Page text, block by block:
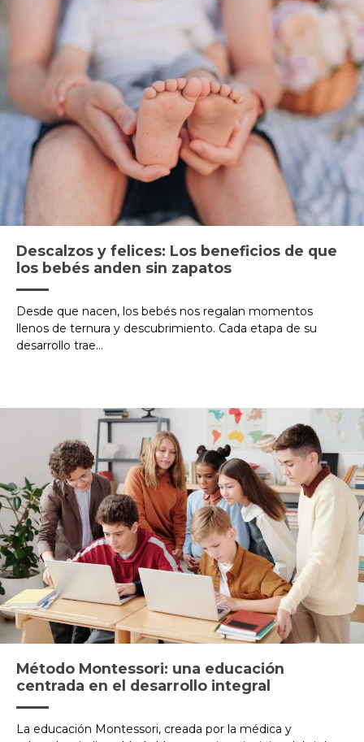
Método Montessori: una educación
centrada en el desarrollo integral
La educación Montessori, creada por la médica y
Descalzos y felices: Los beneficios de que
los bebés anden sin zapatos
Desde que nacen, los bebés nos regalan momentos
llenos de ternura y descubrimiento. Cada etapa de su
desarrollo trae...